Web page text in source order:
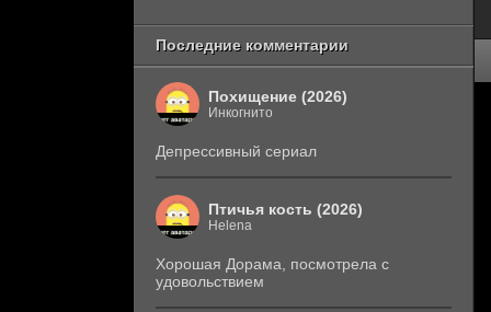
Последние комментарии
Похищение (2026)
Инкогнито
Депрессивный сериал
Птичья кость (2026)
Helena
Хорошая Дорама, посмотрела с
удовольствием